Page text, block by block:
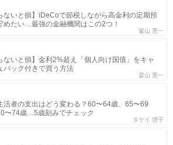
ないと損】iDeCoで節税しながら高金利の定期預
めたい…最強の金融機関はこの2つ！
畠山 憲一
ないと損】金利2%超え「個人向け国債」をキャ
バック付きで買う方法
畠山 憲一
活者の支出はどう変わる？60〜64歳、65〜69
〜74歳…5歳刻みでチェック
タケイ 啓子